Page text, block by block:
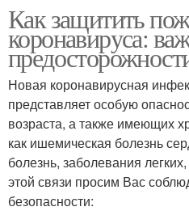
Как защитить
коронавируса:
Новая коронавирусная
представляет особую
возраста, а также имеющих
как ишемическая болезнь
болезнь, заболевания
этой связи просим Вас
безопасности: